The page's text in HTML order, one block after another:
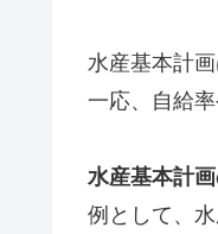
水産基本計
一応、自給
水産基本計
例として、